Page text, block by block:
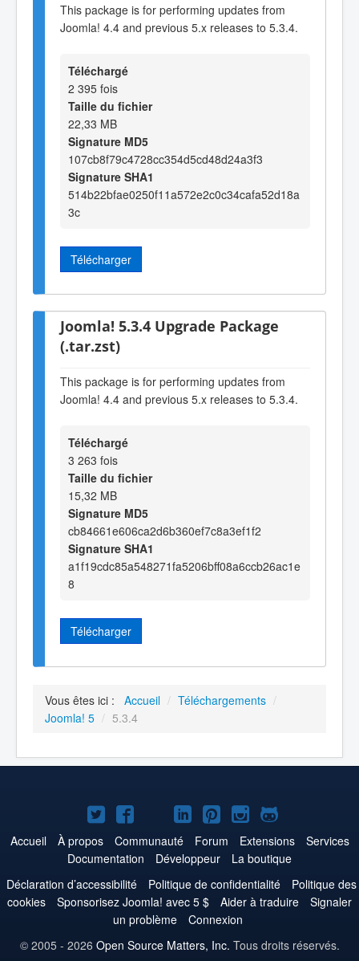
This package is for performing updates from
Joomla! 4.4 and previous 5.x releases to 5.3.4.
Téléchargé
2 395 fois
Taille du fichier
22,33 MB
Signature MD5
107cb8f79c4728cc354d5cd48d24a3f3
Signature SHA1
514b22bfae0250f11a572e2c0c34cafa52d18a
3c
Télécharger
Joomla! 5.3.4 Upgrade Package
(.tar.zst)
This package is for performing updates from
Joomla! 4.4 and previous 5.x releases to 5.3.4.
Téléchargé
3 263 fois
Taille du fichier
15,32 MB
Signature MD5
cb84661e606ca2d6b360ef7c8a3ef1f2
Signature SHA1
a1f19cdc85a548271fa5206bff08a6ccb26ac1e
8
Télécharger
Vous êtes ici : Accueil / Téléchargements /
Joomla! 5 / 5.3.4
Joomla!
sur
Twitter
Joomla!
sur
Facebook
Joomla!
sur
YouTube
Joomla!
sur
LinkedIn
Joomla!
sur
Pinterest
Joomla!
sur
Instagram
Joomla!
sur
GitHub
Accueil À propos Communauté Forum Extensions
Services
Documentation
Développeur
La boutique
Déclaration d’accessibilité
Politique de confidentialité
Politique des
cookies
Sponsorisez Joomla! avec 5 $ Aider à traduire
Signaler
un problème
Connexion
© 2005 - 2026 Open Source Matters, Inc. Tous droits réservés.